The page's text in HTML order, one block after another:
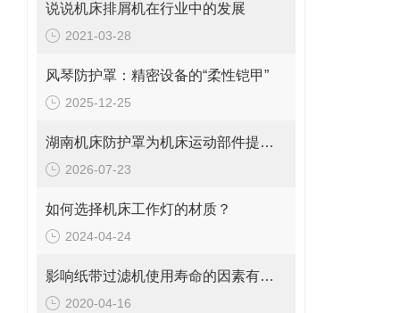
说说机床排屑机在行业中的发展
2021-03-28
风琴防护罩：精密设备的“柔性铠甲”
2025-12-25
湖南机床防护罩为机床运动部件提供安全保护
2026-07-23
如何选择机床工作灯的材质？
2024-04-24
影响纸带过滤机使用寿命的因素有哪些？
2020-04-16